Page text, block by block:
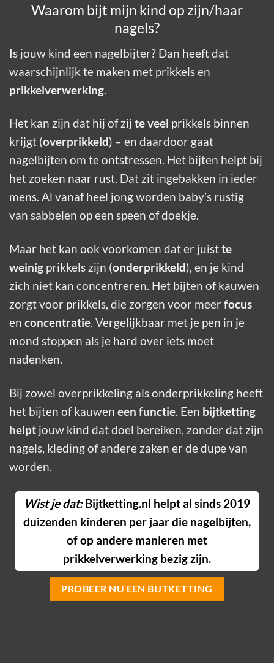
Waarom bijt mijn kind op zijn/haar
nagels?
Is jouw kind een nagelbijter? Dan heeft dat
waarschijnlijk te maken met prikkels en
prikkelverwerking
Het kan zijn dat hij of zij te veel prikkels binnen
krijgt (overprikkeld) – en daardoor gaat
nagelbijten om te ontstressen. Het bijten helpt bij
het zoeken naar rust. Dat zit ingebakken in ieder
mens. Al vanaf heel jong worden baby’s rustig
van sabbelen op een speen of doekje.
Maar het kan ook voorkomen dat er juistte
weinig prikkels zijn (onderprikkeld), en je kind
zich niet kan concentreren. Het bijten of kauwen
zorgt voor prikkels, die zorgen voor meer focus
en concentratie. Vergelijkbaar met je pen in je
mond stoppen als je hard over iets moet
nadenken.
Bij zowel overprikkeling als onderprikkeling heeft
het bijten of kauwen een functie. Een bijtketting
helpt jouw kind dat doel bereiken, zonder dat zijn
nagels, kleding of andere zaken er de dupe van
worden.
Wist je dat:Bijtketting.nl helpt al sinds 2019
duizenden kinderen per jaardie nagelbijten,
of op andere manieren met
prikkelverwerking bezig zijn.
PROBEER NU EEN BIJTKETTING